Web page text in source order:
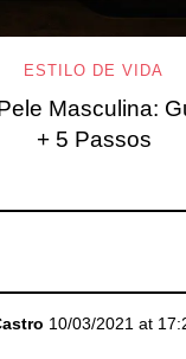
ESTILO DE VIDA
Masculina:
+ 5 Passos
10/03/2021 at